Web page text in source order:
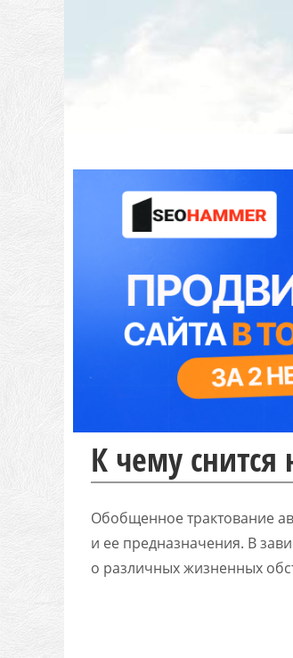
К чему снится
Обобщенное трактование
и ее предназначения. В
о различных жизненных